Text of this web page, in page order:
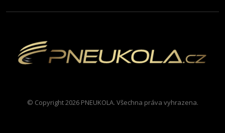
© Copyright 2026 PNEUKOLA. Všechna práva vyhrazena.